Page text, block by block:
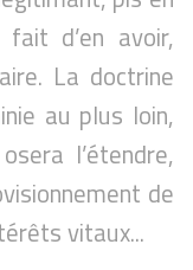
d’en avoir,
La doctrine
au plus loin,
l’étendre,
de
vitaux...